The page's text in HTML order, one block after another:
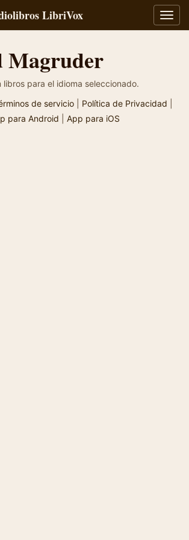
LibriVox
Magruder
libros para el idioma seleccionado.
de servicio Política de Privacidad
para Android
App para iOS